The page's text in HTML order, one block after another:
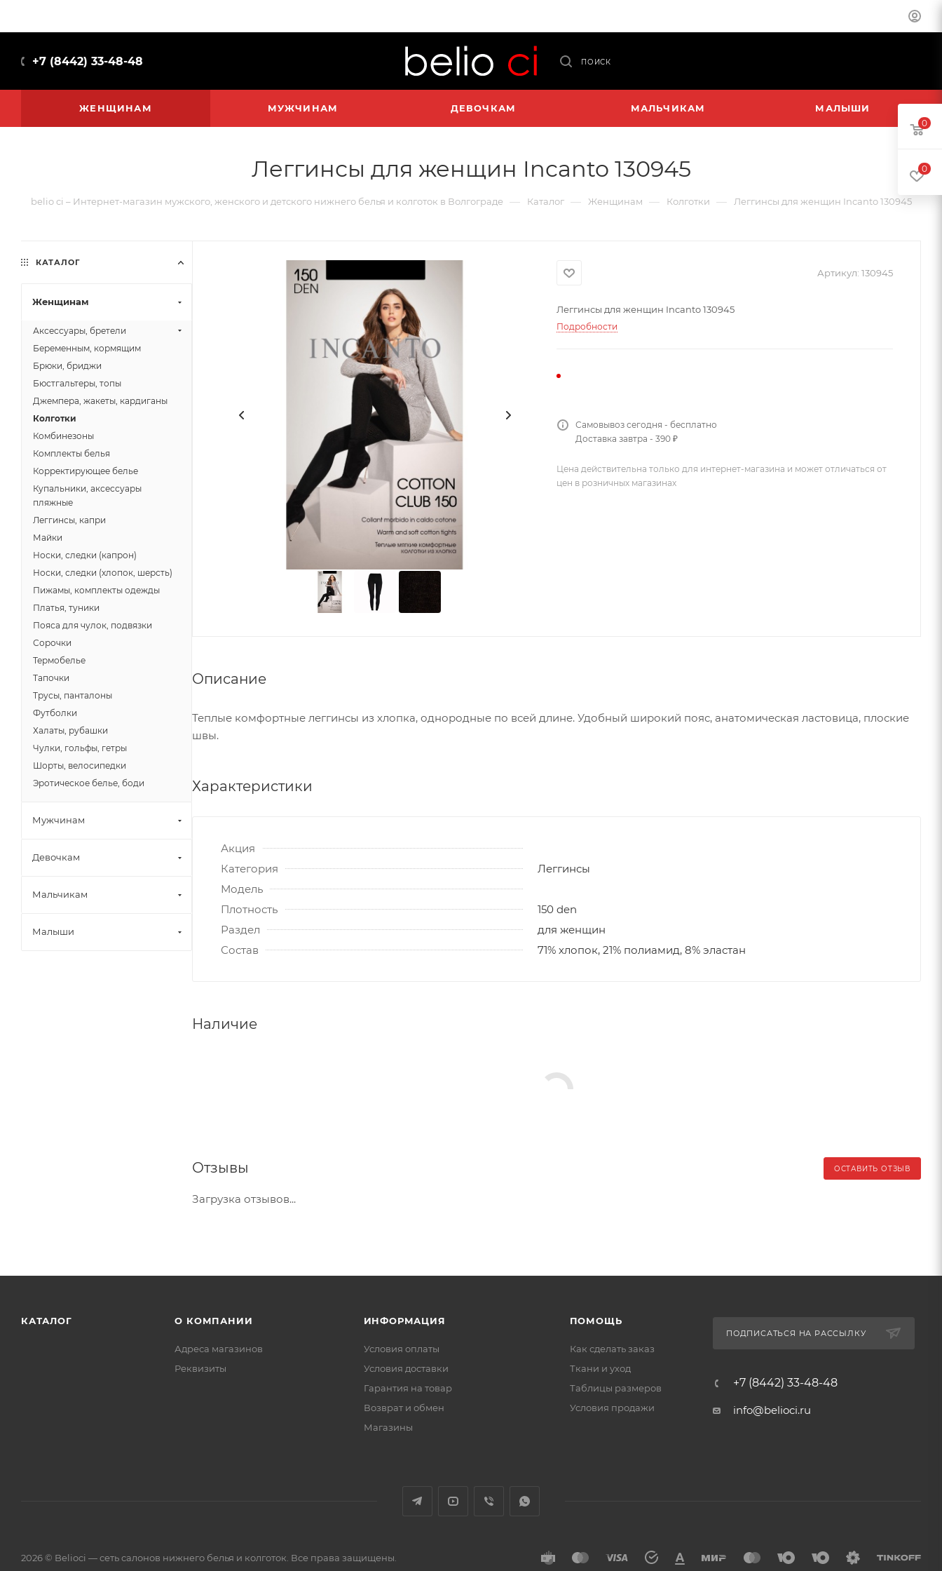
+7 (8442) 33-48-48 ПОИСК
ЖЕНЩИНАМ МУЖЧИНАМ ДЕВОЧКАМ МАЛЬЧИКАМ МАЛЫШИ
Леггинсы для женщин Incanto 130945
belio ci – Интернет-магазин мужского, женского и детского нижнего белья и колготок в Волгограде — Каталог — Женщинам — Колготки — Леггинсы для женщин Incanto 130945
Артикул: 130945
Леггинсы для женщин Incanto 130945
Подробности
Самовывоз сегодня - бесплатно
Доставка завтра - 390 ₽
Цена действительна только для интернет-магазина и может отличаться от
цен в розничных магазинах
Описание
Теплые комфортные леггинсы из хлопка, однородные по всей длине. Удобный широкий пояс, анатомическая ластовица, плоские
швы.
Характеристики
Акция
Категория
Леггинсы
Модель
Плотность
150 den
Раздел
для женщин
Состав
71% хлопок, 21% полиамид, 8% эластан
Наличие
Отзывы ОСТАВИТЬ ОТЗЫВ
Загрузка отзывов...
КАТАЛОГ
Женщинам
Аксессуары, бретели
Беременным, кормящим
Брюки, бриджи
Бюстгальтеры, топы
Джемпера, жакеты, кардиганы
Колготки
Комбинезоны
Комплекты белья
Корректирующее белье
Купальники, аксессуары
пляжные
Леггинсы, капри
Майки
Носки, следки (капрон)
Носки, следки (хлопок, шерсть)
Пижамы, комплекты одежды
Платья, туники
Пояса для чулок, подвязки
Сорочки
Термобелье
Тапочки
Трусы, панталоны
Футболки
Халаты, рубашки
Чулки, гольфы, гетры
Шорты, велосипедки
Эротическое белье, боди
Мужчинам
Девочкам
Мальчикам
Малыши
КАТАЛОГ О КОМПАНИИ
Адреса магазинов
Реквизиты
ИНФОРМАЦИЯ
Условия оплаты
Условия доставки
Гарантия на товар
Возврат и обмен
Магазины
ПОМОЩЬ
Как сделать заказ
Ткани и уход
Таблицы размеров
Условия продажи
ПОДПИСАТЬСЯ НА РАССЫЛКУ
+7 (8442) 33-48-48
info@belioci.ru
2026 © Belioci — сеть салонов нижнего белья и колготок. Все права защищены.
0
0